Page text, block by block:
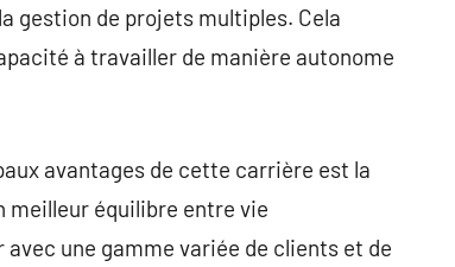
gestion de projets multiples. Cela
à travailler de manière autonome
avantages de cette carrière est la
meilleur équilibre entre vie
une gamme variée de clients et de